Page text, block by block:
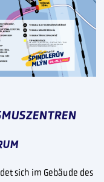
sich im Gebäude des